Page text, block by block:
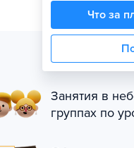
Что за
Занятия в
группах по